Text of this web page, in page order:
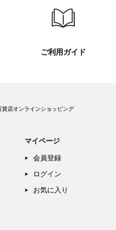
ご利用ガイド
貨店オンラインショッピング
マイページ
会員登録
ログイン
お気に入り